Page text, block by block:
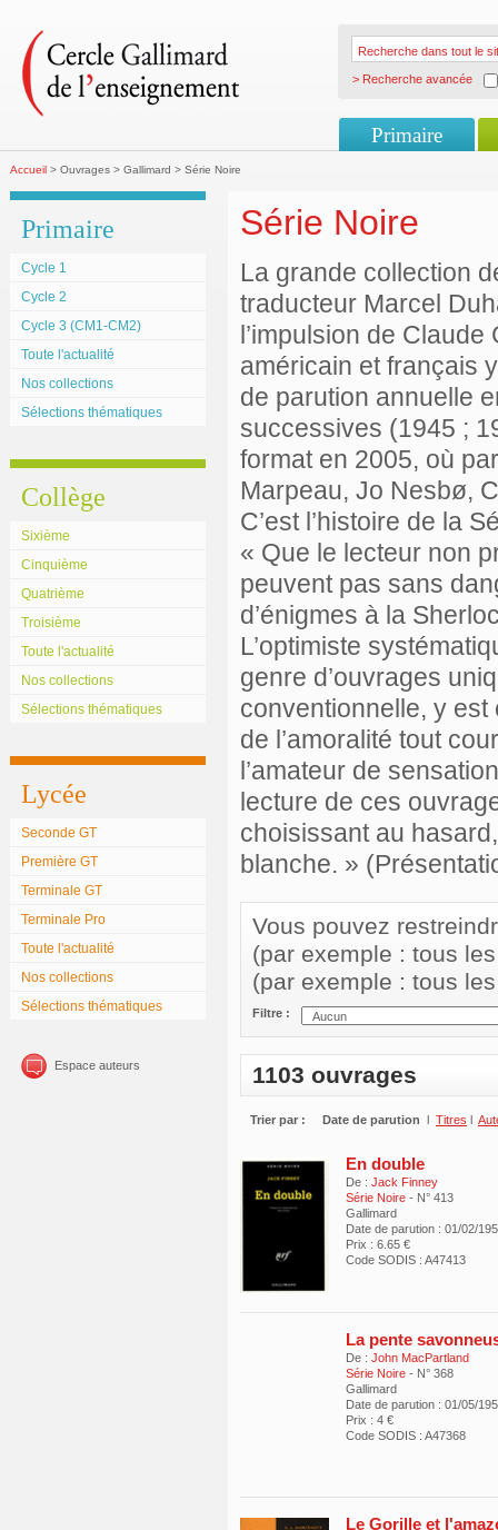
> Recherche avancée
Primaire
Accueil > Ouvrages > Gallimard > Série Noire
Primaire
Cycle 1
Cycle 2
Cycle 3 (CM1-CM2)
Toute l'actualité
Nos collections
Sélections thématiques
Collège
Sixième
Cinquième
Quatrième
Troisième
Toute l'actualité
Nos collections
Sélections thématiques
Lycée
Seconde GT
Première GT
Terminale GT
Terminale Pro
Toute l'actualité
Nos collections
Sélections thématiques
Espace auteurs
Série Noire
La grande collection
traducteur Marcel
l’impulsion de
américain et français
de parution annuelle
successives (1945 ;
format en 2005, où
Marpeau, Jo Nesbø,
C’est l’histoire de la
« Que le lecteur non
peuvent pas sans
d’énigmes à la
L’optimiste
genre d’ouvrages
conventionnelle, y
de l’amoralité tout
l’amateur de
lecture de ces
choisissant au
blanche. »
Vous pouvez
(par exemple : tous
(par exemple : tous
Filtre :
1103 ouvrages
Trier par : Date de parution l Titres l
En double
De : Jack Finney
Série Noire - N° 413
Gallimard
Date de parution : 01/02/
Prix : 6.65 €
Code SODIS : A47413
La pente
De : John MacPartland
Série Noire - N° 368
Gallimard
Date de parution : 01/05/
Prix : 4 €
Code SODIS : A47368
Le Gorille et